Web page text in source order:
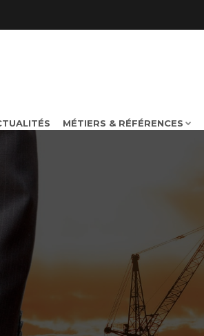
MÉTIERS & RÉFÉRENCES